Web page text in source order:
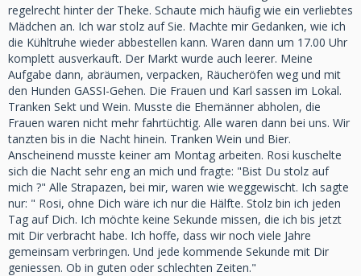
regelrecht hinter der Theke. Schaute mich häufig wie ein verliebtes
Mädchen an. Ich war stolz auf Sie. Machte mir Gedanken, wie ich
die Kühltruhe wieder abbestellen kann. Waren dann um 17.00 Uhr
komplett ausverkauft. Der Markt wurde auch leerer. Meine
Aufgabe dann, abräumen, verpacken, Räucheröfen weg und mit
den Hunden GASSI-Gehen. Die Frauen und Karl sassen im Lokal.
Tranken Sekt und Wein. Musste die Ehemänner abholen, die
Frauen waren nicht mehr fahrtüchtig. Alle waren dann bei uns. Wir
tanzten bis in die Nacht hinein. Tranken Wein und Bier.
Anscheinend musste keiner am Montag arbeiten. Rosi kuschelte
sich die Nacht sehr eng an mich und fragte: "Bist Du stolz auf
mich ?" Alle Strapazen, bei mir, waren wie weggewischt. Ich sagte
nur: " Rosi, ohne Dich wäre ich nur die Hälfte. Stolz bin ich jeden
Tag auf Dich. Ich möchte keine Sekunde missen, die ich bis jetzt
mit Dir verbracht habe. Ich hoffe, dass wir noch viele Jahre
gemeinsam verbringen. Und jede kommende Sekunde mit Dir
geniessen. Ob in guten oder schlechten Zeiten."